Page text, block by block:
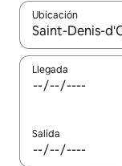
Ubicación
Cuando los
Llegada
Salida